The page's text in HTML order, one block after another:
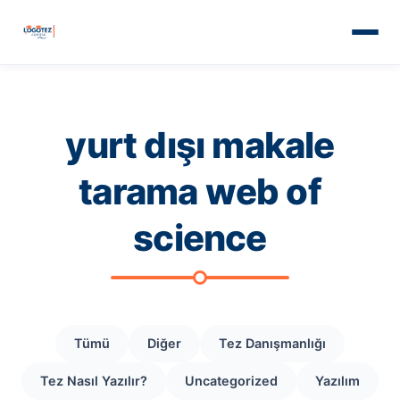
yurt dışı makale
tarama web of
science
Tümü Diğer Tez Danışmanlığı
Tez Nasıl Yazılır? Uncategorized Yazılım